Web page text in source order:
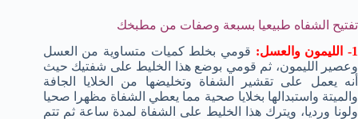
تفتيح الشفاه طبيعيا بسبعة وصفات من مطبخك
1- الليمون والعسل:
قومي بخلط كميات متساوية من العسل
وعصير الليمون، ثم قومي بوضع هذا الخليط على شفتيك حيث
أنه يعمل على تقشير الشفاة وتخليضها من الخلايا الجافة
والميتة واستبدالها بخلايا صحية مما يعطي الشفاة مظهرا صحيا
ولونا ورديا، ويترك هذا الخليط على الشفاة لمدة ساعة ثم تتم